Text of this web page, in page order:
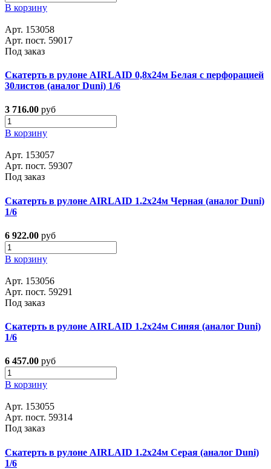
В корзину
Арт. 153058
Арт. пост. 59017
Под заказ
Скатерть в рулоне AIRLAID 0,8x24м Белая с перфорацией
30листов (аналог Duni) 1/6
3 716.00 руб
В корзину
Арт. 153057
Арт. пост. 59307
Под заказ
Скатерть в рулоне AIRLAID 1.2x24м Черная (аналог Duni)
1/6
6 922.00 руб
В корзину
Арт. 153056
Арт. пост. 59291
Под заказ
Скатерть в рулоне AIRLAID 1.2x24м Синяя (аналог Duni)
1/6
6 457.00 руб
В корзину
Арт. 153055
Арт. пост. 59314
Под заказ
Скатерть в рулоне AIRLAID 1.2x24м Серая (аналог Duni)
1/6